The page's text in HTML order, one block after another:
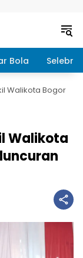
Bola
Walikota Bogor
Walikota